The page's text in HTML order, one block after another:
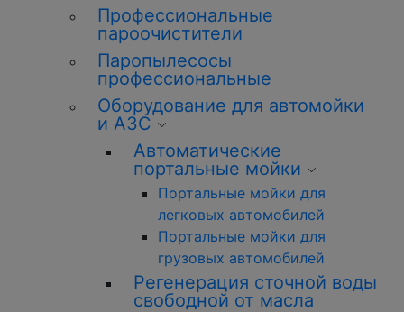
Профессиональные
пароочистители
Паропылесосы
профессиональные
Оборудование для автомойки
и АЗС
Автоматические
портальные мойки
Портальные мойки для
легковых автомобилей
Портальные мойки для
грузовых автомобилей
Регенерация сточной воды
свободной от масла